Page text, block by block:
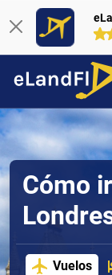
Cómo
Vuelos